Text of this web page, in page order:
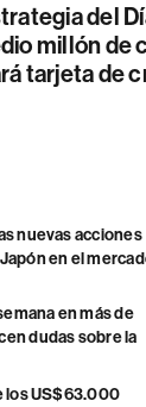
del
millón de
tarjeta de
nuevas acciones
en el
en más de
dudas sobre la
los US$63.000